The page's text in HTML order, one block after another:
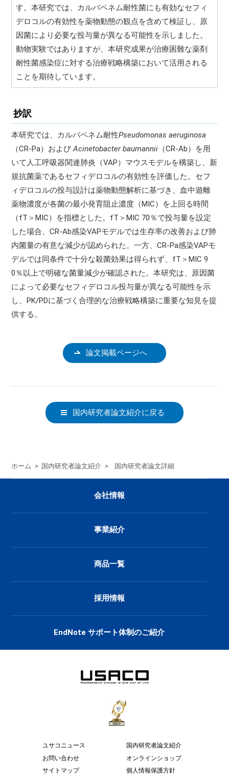
す。本研究では、カルバペネム耐性菌にも有効なセフィ
デロコルの有効性を薬物動態の観点を含めて検証し、原
因菌により必要な投与量が異なる可能性を示しました。
動物実験ではありますが、本研究成果が治療困難な薬剤
耐性菌感染症に対する治療戦略構築において活用される
ことを期待しています。
抄訳
本研究では、カルバペネム耐性Pseudomonas aeruginosa
（CR-Pa）およびAcinetobacter baumannii （CR-Ab）を用
いて人工呼吸器関連肺炎（VAP）マウスモデルを構築し、新
規抗菌薬であるセフィデロコルの有効性を評価した。セフ
ィデロコルの投与設計は薬物動態解析に基づき、血中遊離
薬物濃度が各菌の最小発育阻止濃度（MIC）を上回る時間
（fT＞MIC）を指標とした。fT＞MIC 70％で投与量を設定
した場合、CR-Ab感染VAPモデルでは生存率の改善および肺
内菌量の有意な減少が認められた。一方、CR-Pa感染VAPモ
デルでは同条件で十分な殺菌効果は得られず、fT＞MIC 9
0％以上で明確な菌量減少が確認された。本研究は、原因菌
によって必要なセフィデロコル投与量が異なる可能性を示
し、PK/PDに基づく合理的な治療戦略構築に重要な知見を提
供する。
論文掲載ページへ
国内研究者論文紹介に戻る
ホーム > 国内研究者論文紹介 > 国内研究者論文詳細
会社情報
事業紹介
商品一覧
採用情報
EndNote サポート体制のご紹介
ユサコニュース
国内研究者論文紹介
お問い合わせ
オンラインショップ
サイトマップ
個人情報保護方針